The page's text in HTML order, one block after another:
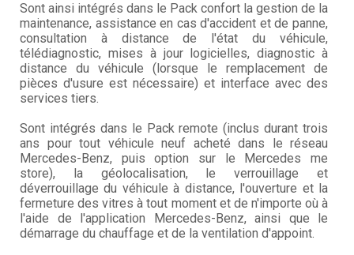
Sont ainsi intégrés dans le Pack confort la gestion de la
maintenance, assistance en cas d'accident et de panne,
consultation à distance de l'état du véhicule,
télédiagnostic, mises à jour logicielles, diagnostic à
distance du véhicule (lorsque le remplacement de
pièces d'usure est nécessaire) et interface avec des
services tiers.
Sont intégrés dans le Pack remote (inclus durant trois
ans pour tout véhicule neuf acheté dans le réseau
Mercedes-Benz, puis option sur le Mercedes me
store), la géolocalisation, le verrouillage et
déverrouillage du véhicule à distance, l'ouverture et la
fermeture des vitres à tout moment et de n'importe où à
l'aide de l'application Mercedes-Benz, ainsi que le
démarrage du chauffage et de la ventilation d'appoint.